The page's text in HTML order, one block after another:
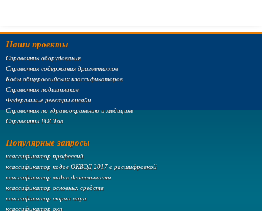
Наши проекты
Справочник оборудования
Справочник содержания драгметаллов
Коды общероссийских классификаторов
Справочник подшипников
Федеральные реестры онлайн
Справочник по здравоохранению и медицине
Справочник ГОСТов
Популярные запросы
классификатор профессий
классификатор кодов ОКВЭД 2017 с расшифровкой
классификатор видов деятельности
классификатор основных средств
классификатор стран мира
классификатор окп